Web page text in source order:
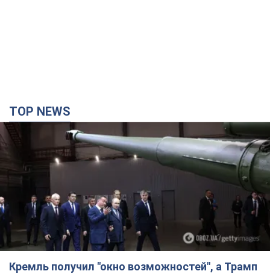
TOP NEWS
Кремль получил "окно возможностей", а Трамп